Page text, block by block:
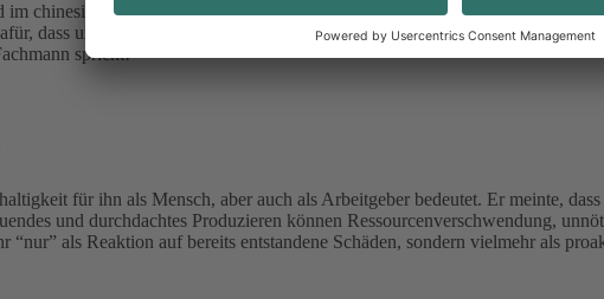
chinesischen Shenzen gefertigt. Unser Mann vor Ort ist Shawn, mit dem
dass unsere Ideen in die Tat umgesetzt werden. An unseren skaard
spricht!
für ihn als Mensch, aber auch als Arbeitgeber bedeutet. Er meinte,
und durchdachtes Produzieren können Ressourcenverschwendung,
“nur” als Reaktion auf bereits entstandene Schäden, sondern vielmehr als